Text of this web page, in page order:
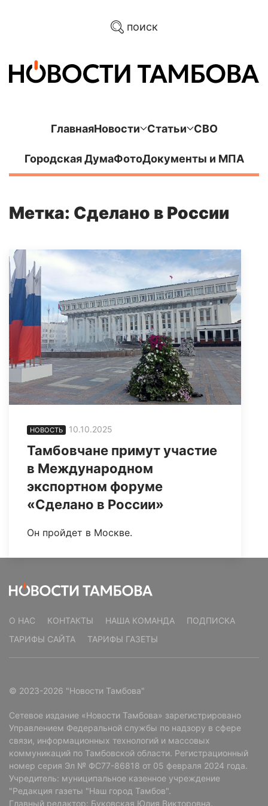
поиск
ГлавнаяНовости Статьи СВО
Городская ДумаФотоДокументы и МПА
Метка: Сделано в России
НОВОСТЬ 10.10.2025
Тамбовчане примут участие
в Международном
экспортном форуме
«Сделано в России»
Он пройдет в Москве.
О НАС КОНТАКТЫ НАША КОМАНДА
ПОДПИСКА
ТАРИФЫ САЙТА
ТАРИФЫ ГАЗЕТЫ
© 2023-2026 "Новости Тамбова"
Сетевое издание «Новости Тамбова» зарегистрировано
Управлением Федеральной службы по надзору в сфере
связи, информационных технологий и массовых
коммуникаций по Тамбовской области. Регистрационный
номер серия Эл № ФС77-86818 от 05 февраля 2024 года.
Учредитель: муниципальное казенное учреждение
"Редакция газеты "Наш город Тамбов".
Главный редактор: Буковская Юлия Викторовна.